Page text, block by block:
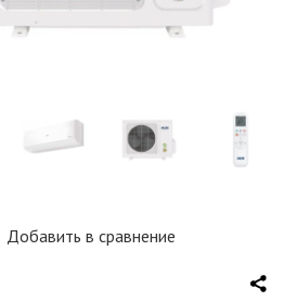
Добавить в сравнение